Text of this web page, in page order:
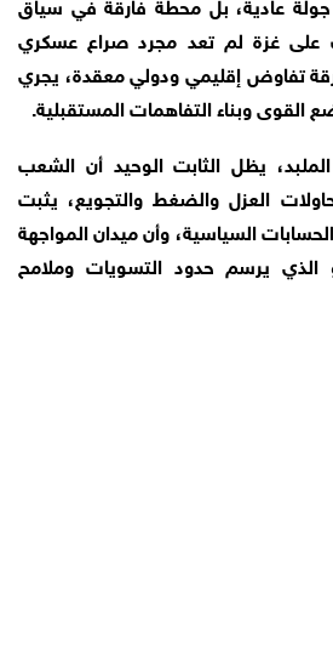
على غزة لم تعد مجرد صراع عسكري
تفاوض إقليمي ودولي معقدة، يجري
القوى وبناء التفاهمات المستقبلية.
يظل الثابت الوحيد أن الشعب
العزل والضغط والتجويع، يثبت
السياسية، وأن ميدان المواجهة
يرسم حدود التسويات وملامح